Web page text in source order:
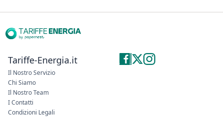
Tariffe-Energia.it
Il Nostro Servizio
Chi Siamo
Il Nostro Team
I Contatti
Condizioni Legali